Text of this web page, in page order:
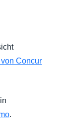
Concur
.